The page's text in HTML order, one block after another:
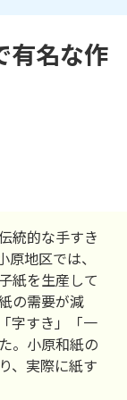
有名な作
統的な手すき
地区では、
紙を生産して
の需要が減
字すき」「一
。小原和紙の
、実際に紙す